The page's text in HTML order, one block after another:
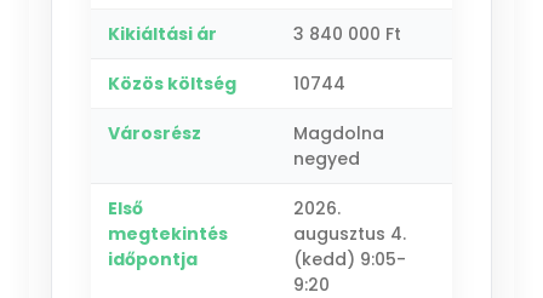
Kikiáltási ár 3 840 000 Ft
Közös költség 10744
Városrész
Magdolna
negyed
Első
megtekintés
időpontja
2026.
augusztus 4.
(kedd) 9:05-
9:20